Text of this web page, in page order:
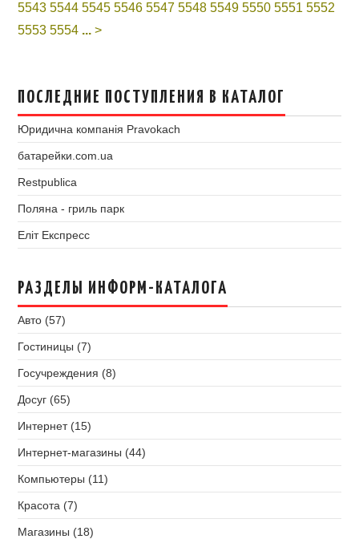
5543 5544 5545 5546 5547 5548 5549 5550 5551 5552
5553 5554 ... >
ПОСЛЕДНИЕ ПОСТУПЛЕНИЯ В КАТАЛОГ
Юридична компанія Pravokach
батарейки.com.ua
Restpublica
Поляна - гриль парк
Еліт Експресс
РАЗДЕЛЫ ИНФОРМ-КАТАЛОГА
Авто (57)
Гостиницы (7)
Госучреждения (8)
Досуг (65)
Интернет (15)
Интернет-магазины (44)
Компьютеры (11)
Красота (7)
Магазины (18)